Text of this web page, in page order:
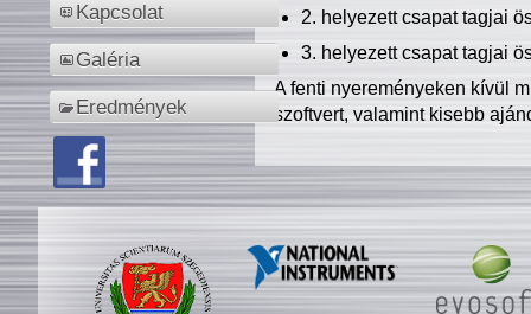
Kapcsolat
Galéria
Eredmények
2. helyezett csapat tagjai
3. helyezett csapat tagjai
A fenti nyereményeken kívül
szoftvert, valamint kisebb